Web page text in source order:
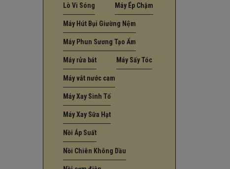
Lò Vi Sóng Máy Ép Chậm
Máy Hút Bụi Giường Nệm
Máy Phun Sương Tạo Ẩm
Máy rửa bát Máy Sấy Tóc
Máy vắt nước cam
Máy Xay Sinh Tố
Máy Xay Sữa Hạt
Nồi Áp Suất
Nồi Chiên Không Dầu